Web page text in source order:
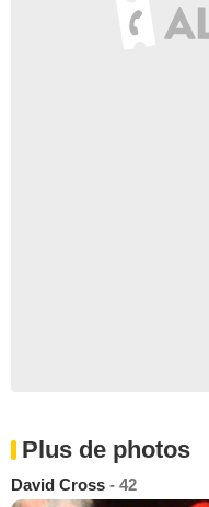
Plus de photos
David Cross - 42